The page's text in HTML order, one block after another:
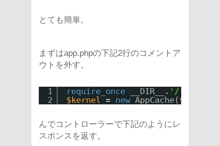
とても簡単。
まずはapp.phpの下記2行のコメントア
ウトを外す。
1
2
require_once __DIR__. '/../app/
$kernel = new AppCache( $kernel
んでコントローラーで下記のようにレ
スポンスを返す。